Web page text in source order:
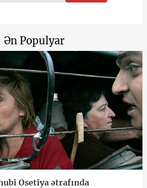
Ən Populyar
Osetiya ətrafında